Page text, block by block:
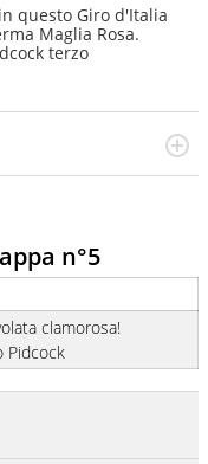
questo Giro d'Italia
Maglia Rosa.
terzo
personale e
focalizzando ogni
della dirette non
n°5
clamorosa!
Pidcock